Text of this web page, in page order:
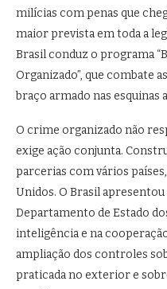
milícias com penas que
maior prevista em toda a
Brasil conduz o programa
Organizado”, que combate
braço armado nas esquinas
O crime organizado não
exige ação conjunta.
parcerias com vários
Unidos. O Brasil apresentou
Departamento de Estado
inteligência e na
ampliação dos controles
praticada no exterior e